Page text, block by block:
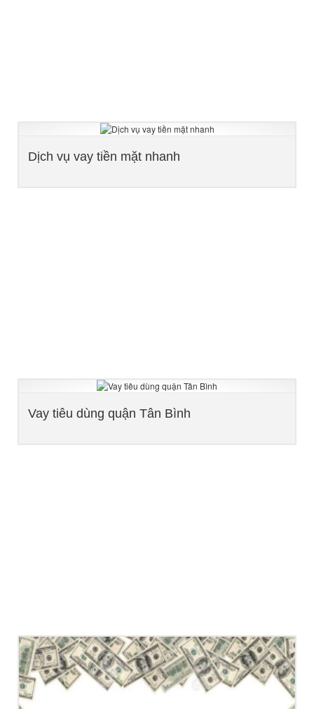
Dịch vụ vay tiền mặt nhanh
Vay tiêu dùng quận Tân Bình